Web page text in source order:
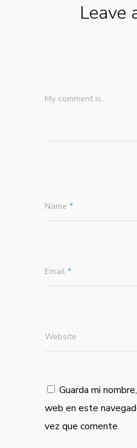
Leave
My comment is..
Name *
Email *
Website
Guarda mi
web en este
vez que comente.